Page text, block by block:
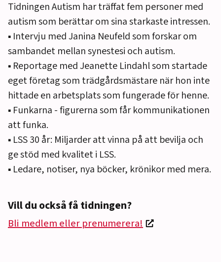
Tidningen Autism har träffat fem personer med
autism som berättar om sina starkaste intressen.
▪️ Intervju med Janina Neufeld som forskar om
sambandet mellan synestesi och autism.
▪️ Reportage med Jeanette Lindahl som startade
eget företag som trädgårdsmästare när hon inte
hittade en arbetsplats som fungerade för henne.
▪️ Funkarna - figurerna som får kommunikationen
att funka.
▪️ LSS 30 år: Miljarder att vinna på att bevilja och
ge stöd med kvalitet i LSS.
▪️ Ledare, notiser, nya böcker, krönikor med mera.
Vill du också få tidningen?
Bli medlem eller prenumerera!